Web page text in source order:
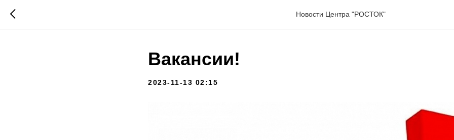
Новости Центра "РОСТОК"
Вакансии!
2023-11-13 02:15